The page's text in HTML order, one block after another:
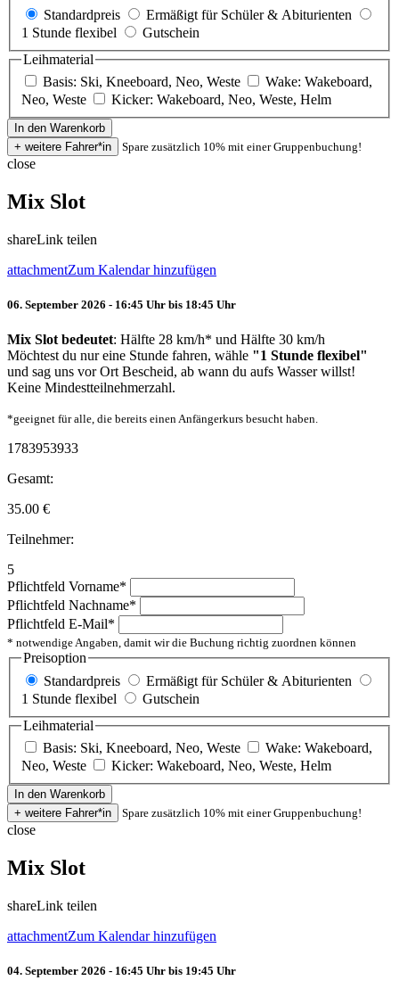
Standardpreis
Ermäßigt für Schüler & Abiturienten
1 Stunde flexibel
Gutschein
Leihmaterial
Basis: Ski, Kneeboard, Neo, Weste
Wake: Wakeboard,
Neo, Weste
Kicker: Wakeboard, Neo, Weste, Helm
Spare zusätzlich 10% mit einer Gruppenbuchung!
close
Mix Slot
shareLink teilen
attachmentZum Kalendar hinzufügen
06. September 2026 - 16:45 Uhr bis 18:45 Uhr
Mix Slot bedeutet: Hälfte 28 km/h* und Hälfte 30 km/h
Möchtest du nur eine Stunde fahren, wähle "1 Stunde flexibel"
und sag uns vor Ort Bescheid, ab wann du aufs Wasser willst!
Keine Mindestteilnehmerzahl.
*geeignet für alle, die bereits einen Anfängerkurs besucht haben.
1783953933
Gesamt:
35.00 €
Teilnehmer:
5
Pflichtfeld Vorname*
Pflichtfeld Nachname*
Pflichtfeld E-Mail*
* notwendige Angaben, damit wir die Buchung richtig zuordnen können
Preisoption
Standardpreis
Ermäßigt für Schüler & Abiturienten
1 Stunde flexibel
Gutschein
Leihmaterial
Basis: Ski, Kneeboard, Neo, Weste
Wake: Wakeboard,
Neo, Weste
Kicker: Wakeboard, Neo, Weste, Helm
Spare zusätzlich 10% mit einer Gruppenbuchung!
close
Mix Slot
shareLink teilen
attachmentZum Kalendar hinzufügen
04. September 2026 - 16:45 Uhr bis 19:45 Uhr